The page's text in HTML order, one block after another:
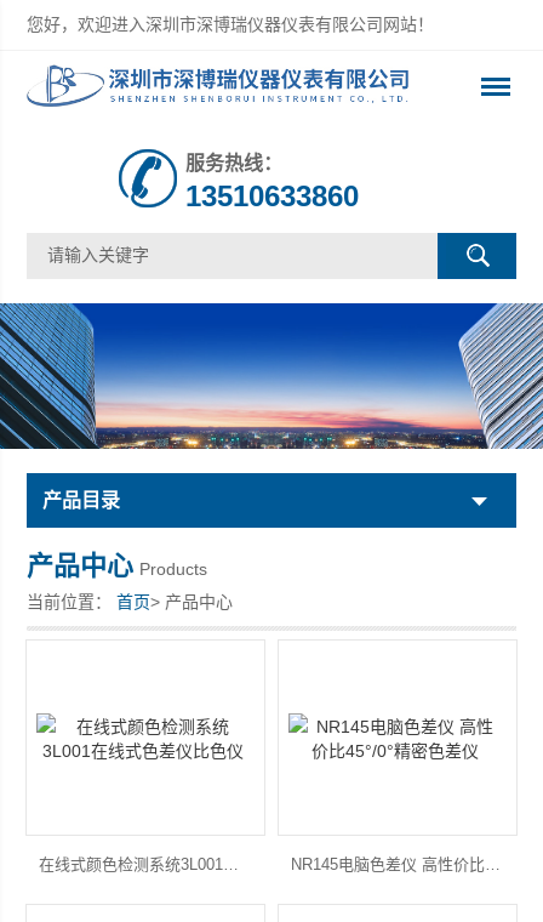
您好，欢迎进入深圳市深博瑞仪器仪表有限公司网站！
服务热线：
13510633860
产品目录
产品中心 Products
当前位置：首页> 产品中心
在线式颜色检测系统3L001在线式色差仪比色仪 NR145电脑色差仪 高性价比45°/0°精密色差仪